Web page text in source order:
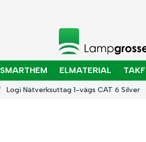
SMARTHEM ELMATERIAL
Logi Nätverksuttag 1-vägs CAT 6 Silver